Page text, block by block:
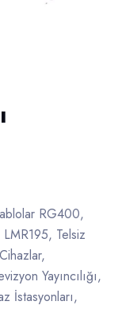
RG400,
Telsiz
Yayıncılığı,
İstasyonları,